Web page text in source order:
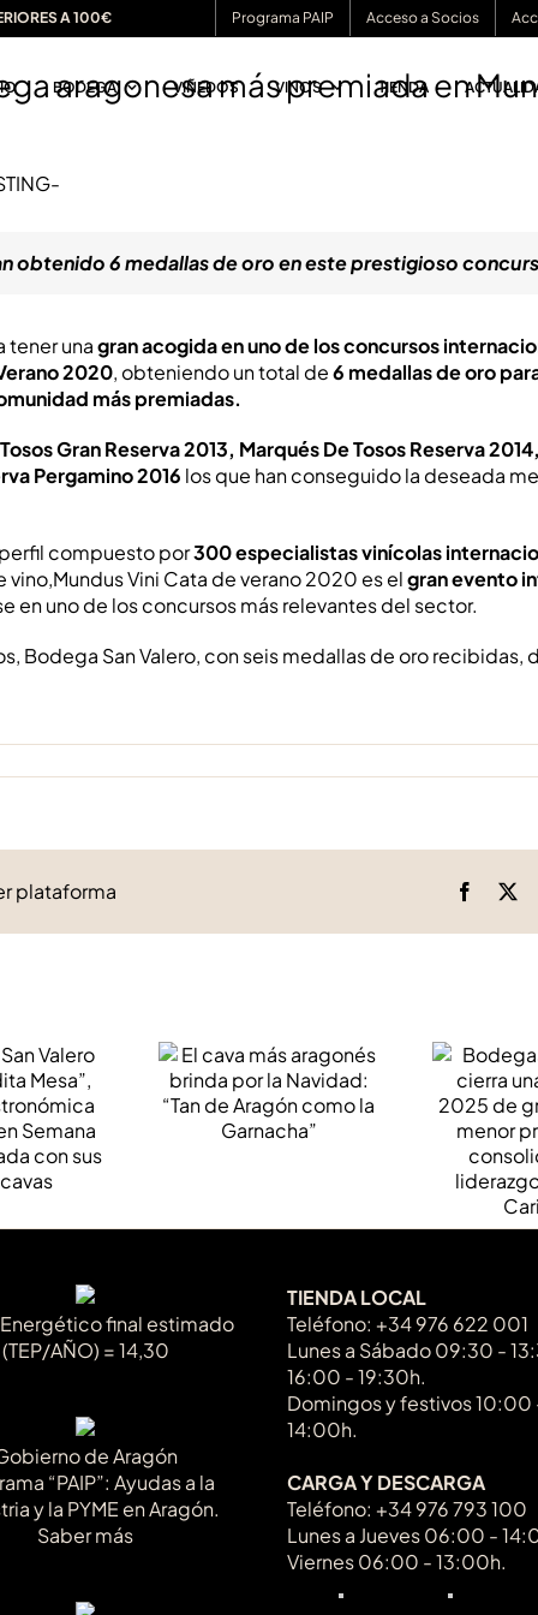
A 100€ Programa PAIP Acceso a Socios
BODEGA VIÑEDOS VINOS TIENDA
aragonesa más premiada en
obtenido 6 medallas de oro en este prestigioso
tener unagran acogida en uno de los concursos
2020, obteniendo un total de6 medallas de oro
más premiadas.
Gran Reserva 2013, Marqués De Tosos Reserva
Pergamino 2016 los que han conseguido la deseada
compuesto por300 especialistas vinícolas
Vini Cata de verano 2020 es elgran evento
en uno de los concursos más relevantes del sector.
Bodega San Valero, con seis medallas de oro recibidas,
plataforma
por
El cava más
aragonés brinda
por la Navidad:
“Tan de Aragón
Valero
gran
menor
final estimado
(TEP/AÑO) = 14,30
de Aragón
“PAIP”: Ayudas a la
y la PYME en Aragón.
Saber más
TIENDA LOCAL
Teléfono: +34 976 622 001
Lunes a Sábado 09:30 -
16:00 - 19:30h.
Domingos y festivos 10:00
14:00h.
CARGA Y DESCARGA
Teléfono: +34 976 793 100
Lunes a Jueves 06:00 -
Viernes 06:00 - 13:00h.